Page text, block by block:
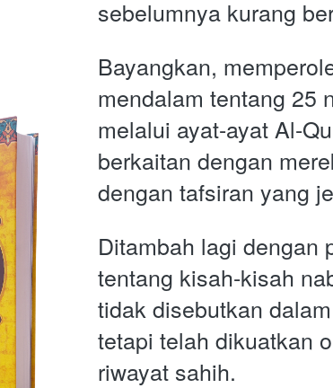
sebelumnya kurang
Bayangkan,
mendalam tentang 25
melalui ayat-ayat Al-
berkaitan dengan
dengan tafsiran yang
Ditambah lagi dengan
tentang kisah-kisah
tidak disebutkan
tetapi telah dikuatkan
riwayat sahih.